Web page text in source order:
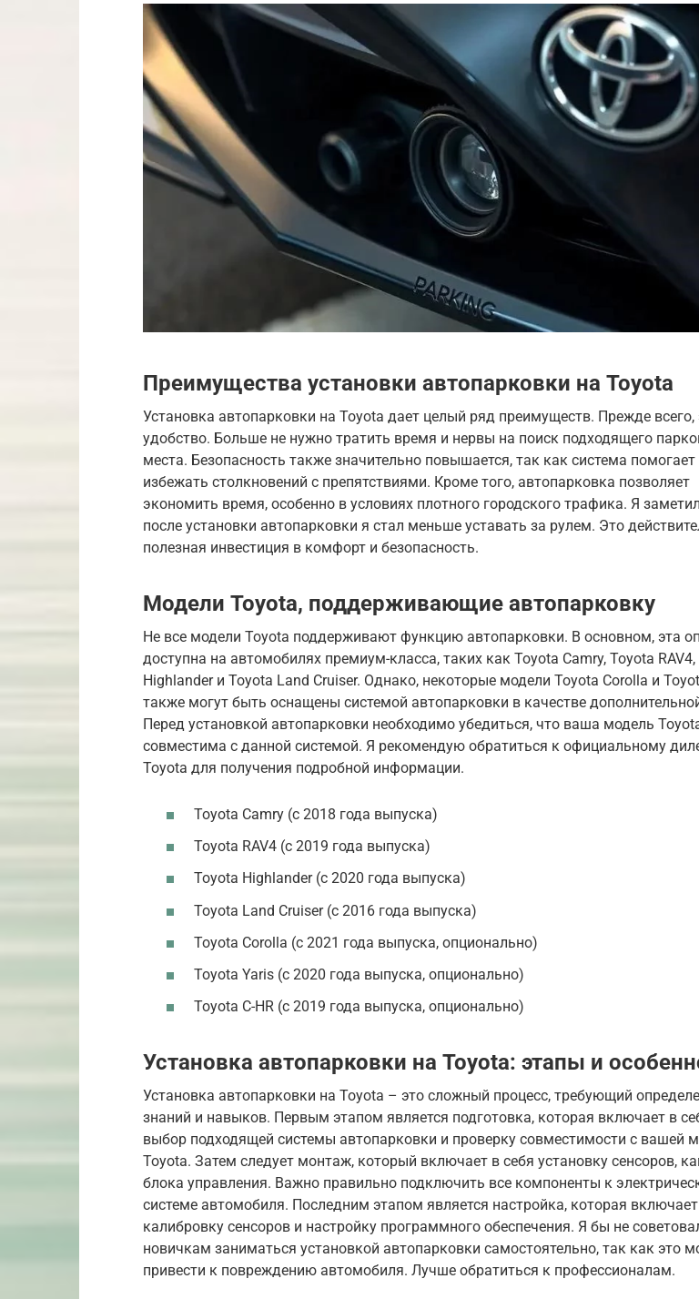
Преимущества установки автопарковки на Toyota
Установка автопарковки на Toyota дает целый ряд преимуществ. Прежде всего,
удобство. Больше не нужно тратить время и нервы на поиск подходящего
места. Безопасность также значительно повышается, так как система помогает
избежать столкновений с препятствиями. Кроме того, автопарковка позволяет
экономить время, особенно в условиях плотного городского трафика. Я
после установки автопарковки я стал меньше уставать за рулем. Это
полезная инвестиция в комфорт и безопасность.
Модели Toyota, поддерживающие автопарковку
Не все модели Toyota поддерживают функцию автопарковки. В основном, эта
доступна на автомобилях премиум-класса, таких как Toyota Camry, Toyota RAV4,
Highlander и Toyota Land Cruiser. Однако, некоторые модели Toyota Corolla и
также могут быть оснащены системой автопарковки в качестве
Перед установкой автопарковки необходимо убедиться, что ваша модель
совместима с данной системой. Я рекомендую обратиться к официальному
Toyota для получения подробной информации.
Toyota Camry (с 2018 года выпуска)
Toyota RAV4 (с 2019 года выпуска)
Toyota Highlander (с 2020 года выпуска)
Toyota Land Cruiser (с 2016 года выпуска)
Toyota Corolla (с 2021 года выпуска, опционально)
Toyota Yaris (с 2020 года выпуска, опционально)
Toyota C-HR (с 2019 года выпуска, опционально)
Установка автопарковки на Toyota: этапы и
Установка автопарковки на Toyota – это сложный процесс, требующий
знаний и навыков. Первым этапом является подготовка, которая включает в
выбор подходящей системы автопарковки и проверку совместимости с вашей
Toyota. Затем следует монтаж, который включает в себя установку сенсоров,
блока управления. Важно правильно подключить все компоненты к
системе автомобиля. Последним этапом является настройка, которая включает
калибровку сенсоров и настройку программного обеспечения. Я бы не
новичкам заниматься установкой автопарковки самостоятельно, так как это
привести к повреждению автомобиля. Лучше обратиться к профессионалам.